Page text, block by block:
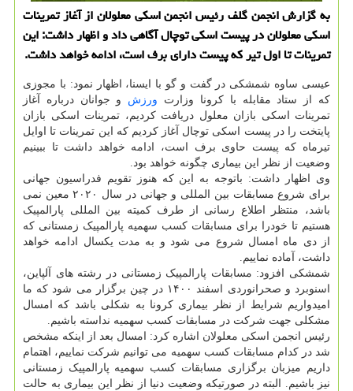
به گزارش انجمن گلف رئیس انجمن اسكی معلولان از آغاز تمرینات
اسكی معلولان در پیست اسكی توچال آگاهی داد و اظهار داشت: این
تمرینات تا اول تیر كه پیست دارای برف است، ادامه خواهد داشت.
عیسی ساوه شمشکی در گفت و گو با ایسنا، اظهار نمود: با مجوزی
که از ستاد مقابله با کرونا وزارت ورزش و جوانان درباره آغاز
تمرینات اسکی بازان معلول دریافت کردیم، تمرینات اسکی بازان
پایتخت را در پیست اسکی توچال آغاز کردیم که این تمرینات تا اوایل
تیرماه که پیست حاوی برف است، ادامه خواهد داشت تا ببینیم
وضعیت از نظر این بیماری چگونه خواهد بود.
وی اظهار داشت: باتوجه به این که هنوز تقویم فدراسیون جهانی
برای شروع مسابقات بین المللی و جهانی در سال ۲۰۲۰ معین نمی
باشد، منتظر اطلاع رسانی از طرف کمیته بین المللی پارالمپیک
هستیم تا خودرا برای مسابقات کسب سهمیه پارالمپیک زمستانی که
از دی ماه امسال شروع می شود و به مدت یکسال ادامه خواهد
داشت، آماده نماییم.
شمشکی افزود: مسابقات پارالمپیک زمستانی در رشته های آلپاین،
اسنوبرد و صحرانوردی اسفند ۱۴۰۰ در چین برگزار می شود که ما
امیدواریم شرایط از نظر بیماری کرونا به شکلی باشد که امسال
مشکلی جهت شرکت در مسابقات کسب سهمیه نداسته باشیم.
رئیس انجمن اسکی معلولان اشاره کرد: امسال بعد از اینکه مشخص
شد در کدام مسابقات کسب سهمیه می توانیم شرکت نماییم، اهتمام
داریم میزبان برگزاری مسابقات کسب سهمیه پارالمپیک زمستانی
نیز باشیم. البته در صورتیکه وضعیت دنیا از نظر این بیماری به حالت